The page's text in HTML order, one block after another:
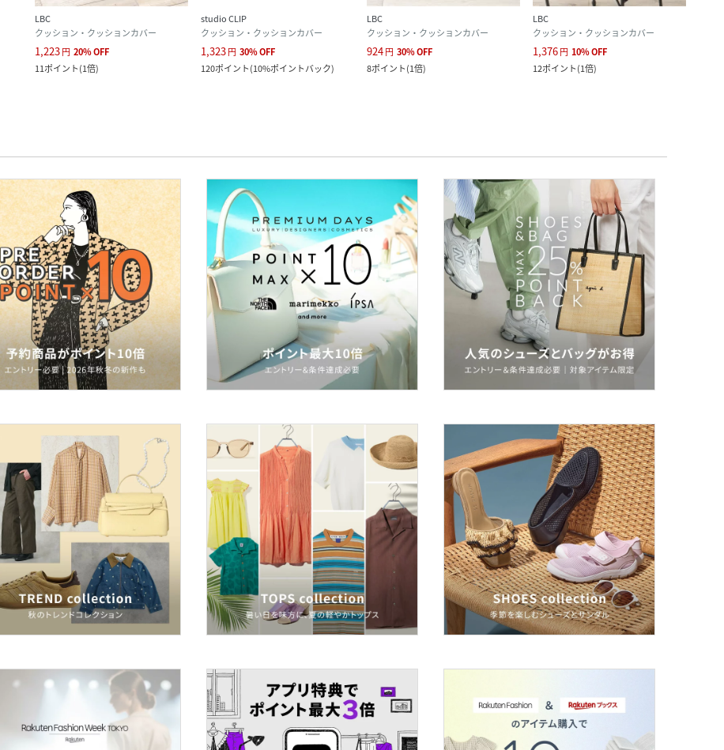
LBC
クッション・クッションカバー
1,223円 20%OFF
11ポイント(1倍)
studio CLIP
クッション・クッションカバー
1,323円 30%OFF
120ポイント(10%ポイントバック)
LBC
クッション・クッションカバー
924円 30%OFF
8ポイント(1倍)
LBC
クッション・クッションカバー
1,376円 10%OFF
12ポイント(1倍)